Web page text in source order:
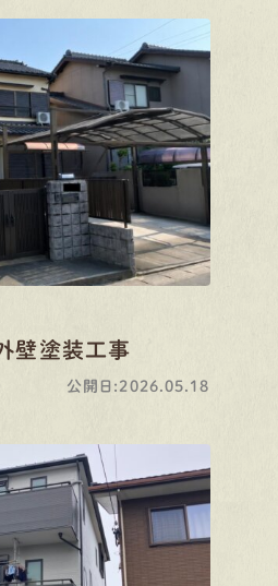
塗装工事
公開日:2026.05.18